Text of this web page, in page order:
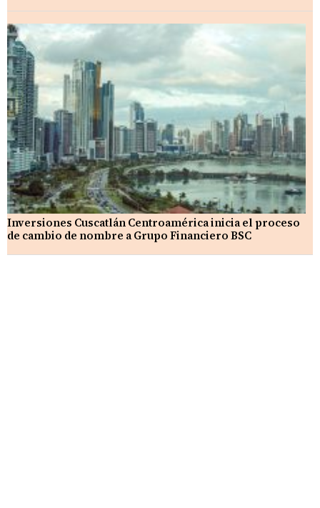
Inversiones Cuscatlán Centroamérica inicia el proceso
de cambio de nombre a Grupo Financiero BSC